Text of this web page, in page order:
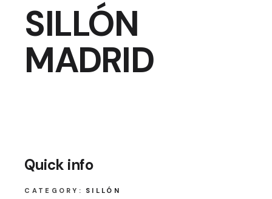
SILLÓN
MADRID
Quick info
CATEGORY:
SILLÓN